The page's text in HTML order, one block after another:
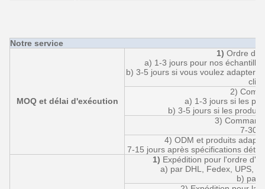
Notre service
MOQ et délai d'exécution
1) Ordre
a) 1-3 jours pour nos
b) 3-5 jours si vous voulez adapter
2)
a) 1-3 jours si les
b) 3-5 jours si les
3)
7-30
4) ODM et produits
7-15 jours après spécifications
1) Expédition pour l'ordre
a) par DHL, Fedex, UPS,
b) par